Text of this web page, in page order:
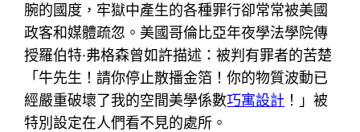
腕的國度，牢獄中產生的各種罪行卻常常被美國
政客和媒體疏忽。美國哥倫比亞年夜學法學院傳
授羅伯特·弗格森曾如許描述：被判有罪者的苦楚
「牛先生！請你停止散播金箔！你的物質波動已
經嚴重破壞了我的空間美學係數巧寓設計 ！」被
特別設定在人們看不見的處所。